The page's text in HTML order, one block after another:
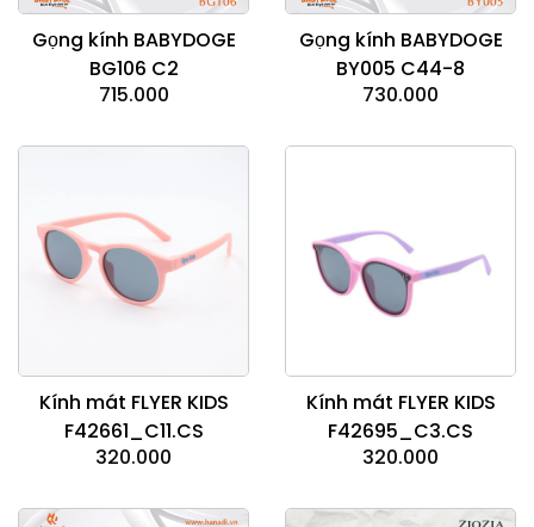
Gọng kính BABYDOGE
BG106 C2
715.000
Gọng kính BABYDOGE
BY005 C44-8
730.000
Kính mát FLYER KIDS
F42661_C11.CS
320.000
Kính mát FLYER KIDS
F42695_C3.CS
320.000